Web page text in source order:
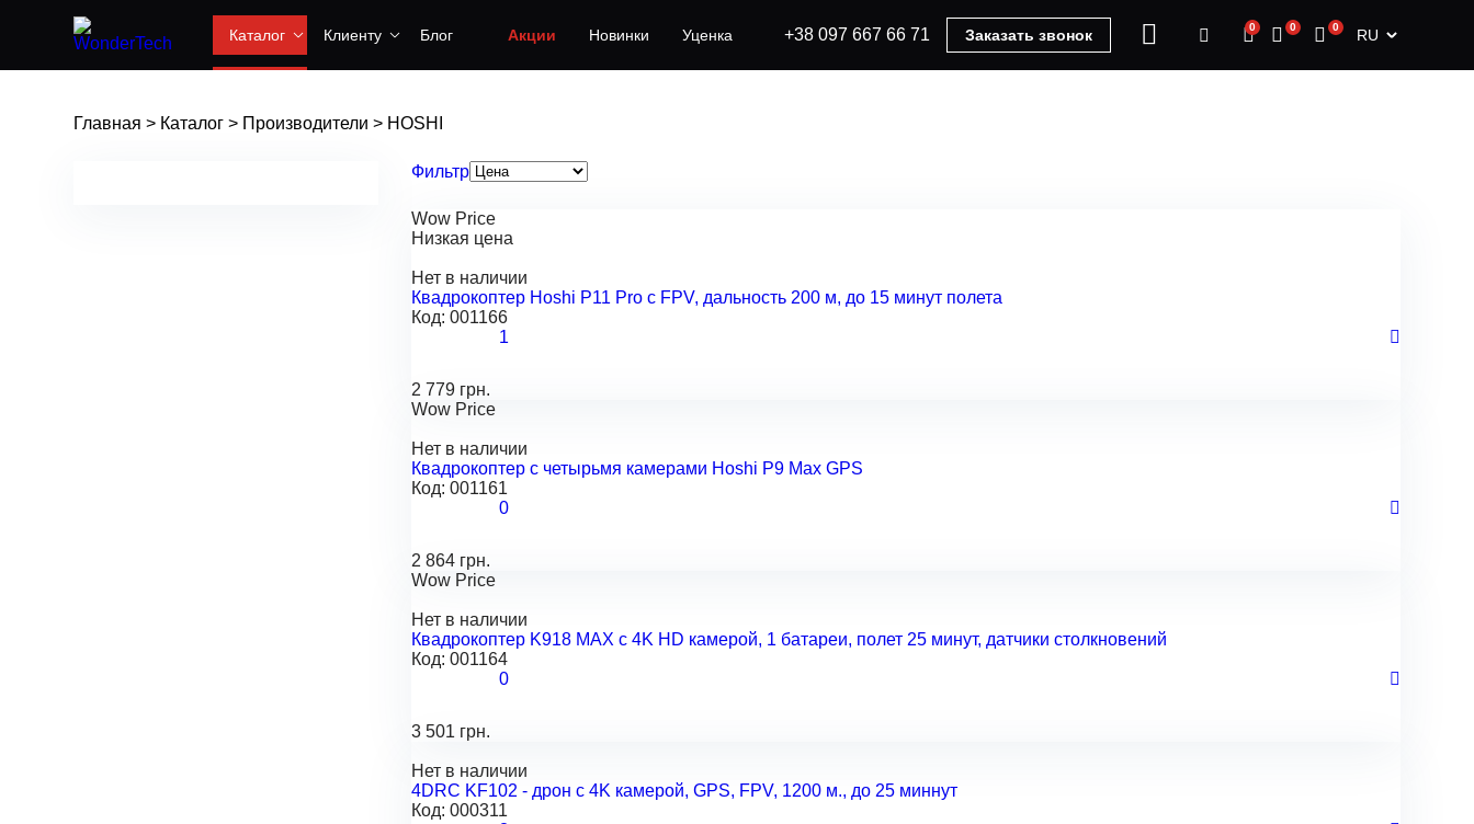
Каталог Клиенту Блог Акции Новинки Уценка +38 097 667 66 71 Заказать звонок 0 0 0 RU
Главная > Каталог > Производители > HOSHI
Фильтр
Wow Price
Низкая цена
Нет в наличии
Квадрокоптер Hoshi P11 Pro с FPV, дальность 200 м, до 15 минут полета
Код:001166
1
2 779 грн.
Wow Price
Нет в наличии
Квадрокоптер с четырьмя камерами Hoshi P9 Max GPS
Код:001161
0
2 864 грн.
Wow Price
Нет в наличии
Квадрокоптер K918 MAX с 4K HD камерой, 1 батареи, полет 25 минут, датчики столкновений
Код:001164
0
3 501 грн.
Нет в наличии
4DRC KF102 - дрон с 4K камерой, GPS, FPV, 1200 м., до 25 миннут
Код:000311